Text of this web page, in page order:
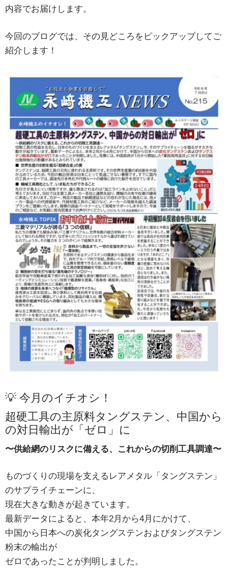
内容でお届けします。
今回のブログでは、その見どころをピックアップしてご
紹介します！
💡 今月のイチオシ！
超硬工具の主原料タングステン、中国から
の対日輸出が「ゼロ」に
〜供給網のリスクに備える、これからの切削工具調達〜
ものづくりの現場を支えるレアメタル「タングステン」
のサプライチェーンに、
現在大きな動きが起きています。
最新データによると、本年2月から4月にかけて、
中国から日本への炭化タングステンおよびタングステン
粉末の輸出が
ゼロであったことが判明しました。